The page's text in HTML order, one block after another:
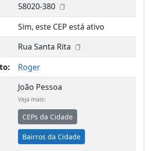
58020-380
Sim, este CEP está ativo
Rua Santa Rita
Roger
João Pessoa
Veja mais:
CEPs da Cidade
Bairros da Cidade